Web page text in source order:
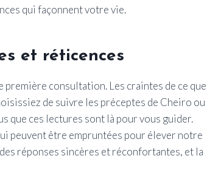
qui façonnent votre vie.
et réticences
consultation. Les craintes de ce que
de suivre les préceptes de Cheiro ou
que ces lectures sont là pour vous guider.
peuvent être empruntées pour élever notre
réponses sincères et réconfortantes, et la